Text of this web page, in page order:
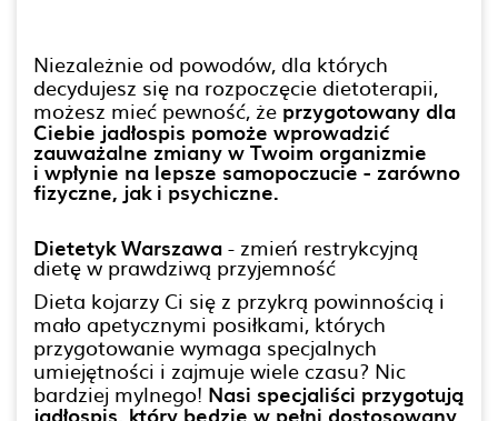
Niezależnie od powodów, dla których
decydujesz się na rozpoczęcie dietoterapii,
możesz mieć pewność, że przygotowany dla
Ciebie jadłospis pomoże wprowadzić
zauważalne zmiany w Twoim organizmie
i wpłynie na lepsze samopoczucie - zarówno
fizyczne, jak i psychiczne.
Dietetyk Warszawa- zmień restrykcyjną
dietę w prawdziwą przyjemność
Dieta kojarzy Ci się z przykrą powinnością i
mało apetycznymi posiłkami, których
przygotowanie wymaga specjalnych
umiejętności i zajmuje wiele czasu? Nic
bardziej mylnego! Nasi specjaliści przygotują
jadłospis, który będzie w pełni dostosowany